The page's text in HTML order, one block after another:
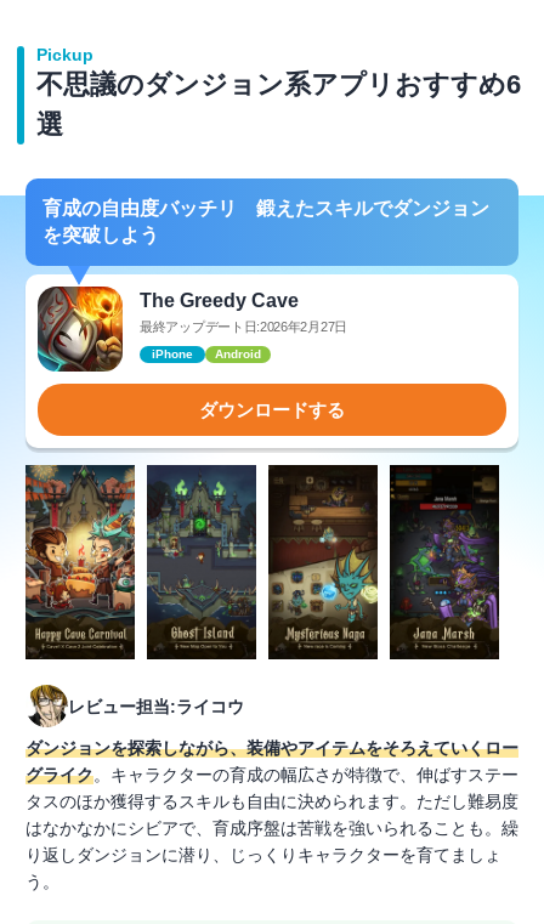
Pickup
不思議のダンジョン系アプリおすすめ6
選
育成の自由度バッチリ 鍛えたスキルでダンジョン
を突破しよう
The Greedy Cave
最終アップデート日:2026年2月27日
iPhone Android
ダウンロードする
レビュー担当:ライコウ
ダンジョンを探索しながら、装備やアイテムをそろえていくロー
グライク。キャラクターの育成の幅広さが特徴で、伸ばすステー
タスのほか獲得するスキルも自由に決められます。ただし難易度
はなかなかにシビアで、育成序盤は苦戦を強いられることも。繰
り返しダンジョンに潜り、じっくりキャラクターを育てましょ
う。